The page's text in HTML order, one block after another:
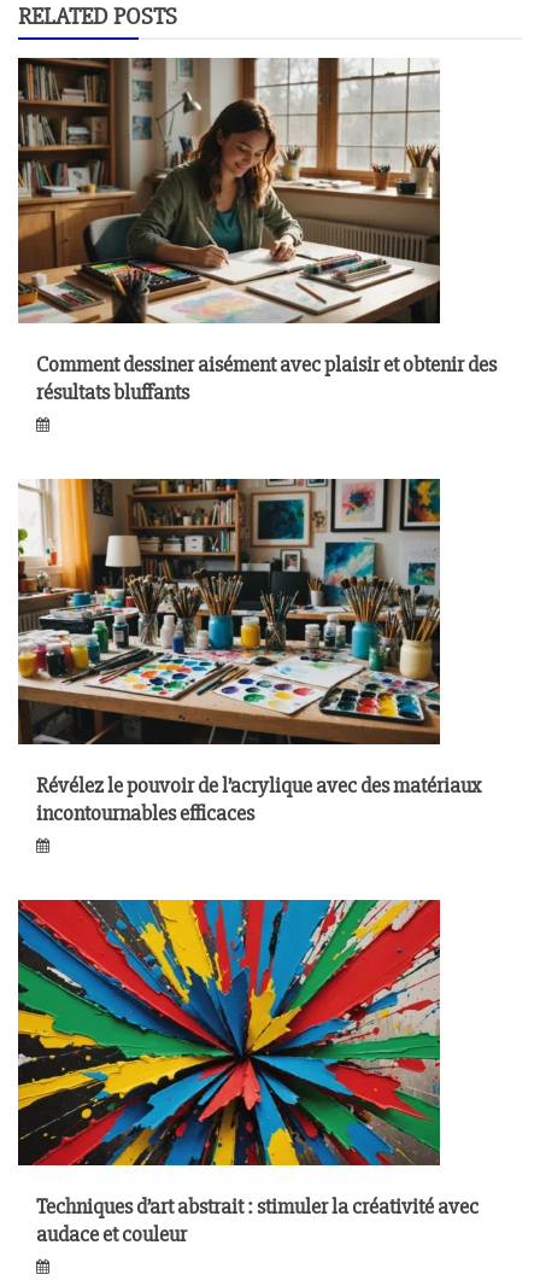
RELATED POSTS
Comment dessiner aisément avec plaisir et obtenir des
résultats bluffants
Révélez le pouvoir de l’acrylique avec des matériaux
incontournables efficaces
Techniques d’art abstrait : stimuler la créativité avec
audace et couleur